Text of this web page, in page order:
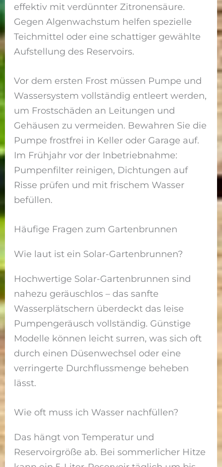
effektiv mit verdünnter Zitronensäure.
Gegen Algenwachstum helfen spezielle
Teichmittel oder eine schattiger gewählte
Aufstellung des Reservoirs.
Vor dem ersten Frost müssen Pumpe und
Wassersystem vollständig entleert werden,
um Frostschäden an Leitungen und
Gehäusen zu vermeiden. Bewahren Sie die
Pumpe frostfrei in Keller oder Garage auf.
Im Frühjahr vor der Inbetriebnahme:
Pumpenfilter reinigen, Dichtungen auf
Risse prüfen und mit frischem Wasser
befüllen.
Häufige Fragen zum Gartenbrunnen
Wie laut ist ein Solar-Gartenbrunnen?
Hochwertige Solar-Gartenbrunnen sind
nahezu geräuschlos – das sanfte
Wasserplätschern überdeckt das leise
Pumpengeräusch vollständig. Günstige
Modelle können leicht surren, was sich oft
durch einen Düsenwechsel oder eine
verringerte Durchflussmenge beheben
lässt.
Wie oft muss ich Wasser nachfüllen?
Das hängt von Temperatur und
Reservoirgröße ab. Bei sommerlicher Hitze